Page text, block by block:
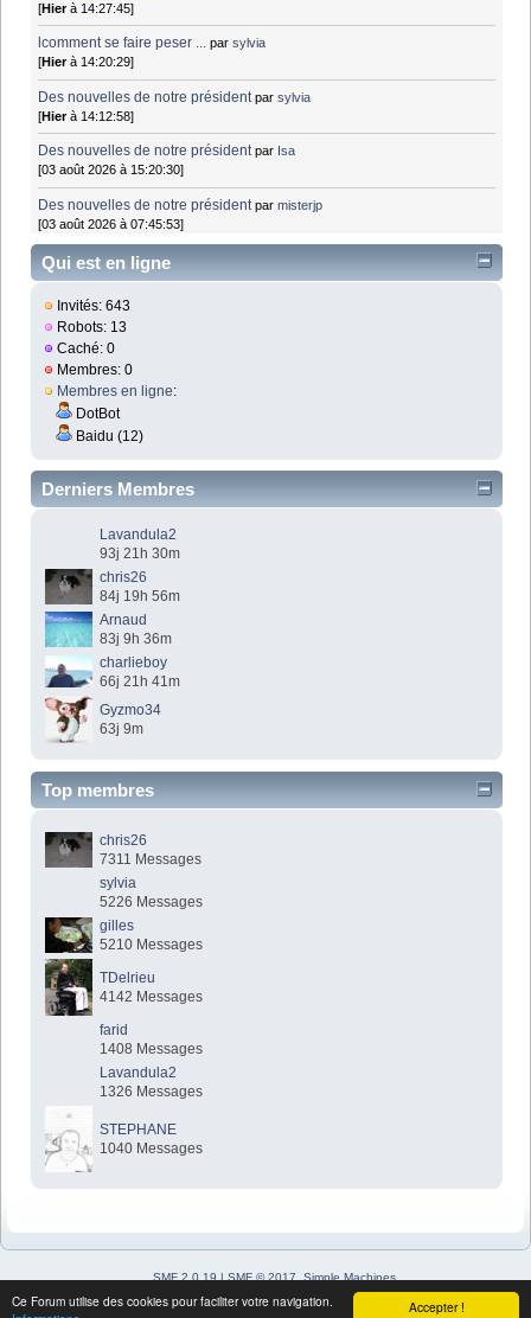
Accepter !
Ce Forum utilise des cookies pour faciliter votre navigation.
[Hierà 14:27:45]
lcomment se faire peser ... parsylvia
[Hierà 14:20:29]
Des nouvelles de notre président parsylvia
[Hierà 14:12:58]
Des nouvelles de notre président par Isa
[03 août 2026 à 15:20:30]
Des nouvelles de notre président parmisterjp
[03 août 2026 à 07:45:53]
Qui est en ligne
Invités: 643
Robots: 13
Caché: 0
Membres: 0
Membres en ligne:
DotBot
Baidu (12)
Derniers Membres
Lavandula2
93j 21h 30m
chris26
84j 19h 56m
Arnaud
83j 9h 36m
charlieboy
66j 21h 41m
Gyzmo34
63j 9m
Top membres
chris26
7311 Messages
sylvia
5226 Messages
gilles
5210 Messages
TDelrieu
4142 Messages
farid
1408 Messages
Lavandula2
1326 Messages
STEPHANE
1040 Messages
SMF 2.0.19 | SMF © 2017
Simple Machines
Simple Audio Video Embedder
SimplePortal 2.3.7 © 2008-2026, SimplePortal